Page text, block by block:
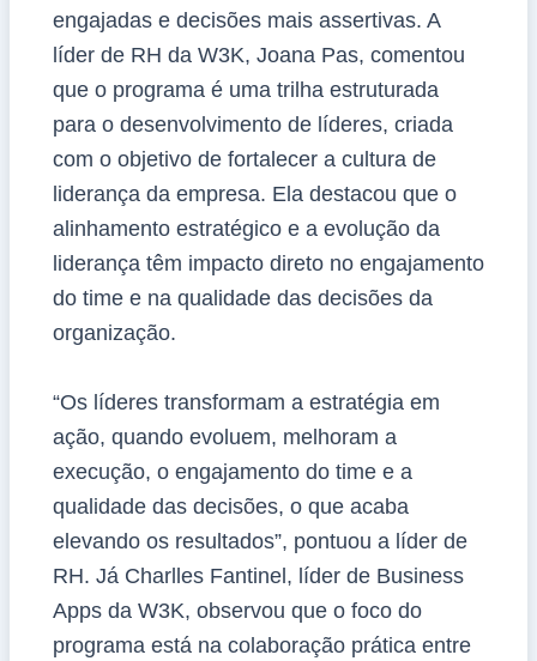
engajadas e decisões mais assertivas. A
líder de RH da W3K, Joana Pas, comentou
que o programa é uma trilha estruturada
para o desenvolvimento de líderes, criada
com o objetivo de fortalecer a cultura de
liderança da empresa. Ela destacou que o
alinhamento estratégico e a evolução da
liderança têm impacto direto no engajamento
do time e na qualidade das decisões da
organização.
“Os líderes transformam a estratégia em
ação, quando evoluem, melhoram a
execução, o engajamento do time e a
qualidade das decisões, o que acaba
elevando os resultados”, pontuou a líder de
RH. Já Charlles Fantinel, líder de Business
Apps da W3K, observou que o foco do
programa está na colaboração prática entre